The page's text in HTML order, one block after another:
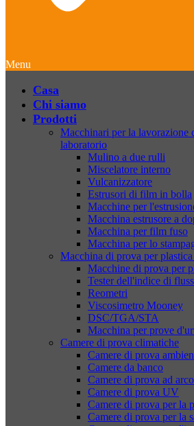
Menu
Casa
Chi siamo
Prodotti
Macchinari per la lavorazione
laboratorio
Mulino a due rulli
Miscelatore interno
Vulcanizzatore
Estrusori di film in bolla
Macchine per
Macchina estrusore a
Macchina per film fuso
Macchina per lo
Macchina di prova per
Macchine di prova per
Tester dell'indice di
Reometri
Viscosimetro Mooney
DSC/TGA/STA
Macchina per prove
Camere di prova climatiche
Camere di prova
Camere da banco
Camere di prova ad
Camere di prova UV
Camere di prova per la
Camere di prova per la